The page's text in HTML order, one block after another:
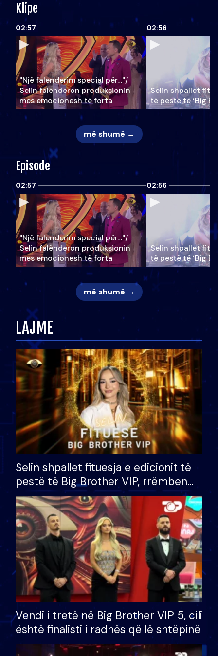
Klipe
02:57
"Një falenderim special për…"/
Selin falënderon produksionin
mes emocionesh të forta
02:56
Selin shpallet
të pestë të ‘Big
më shumë →
Episode
02:57
"Një falenderim special për…"/
Selin falënderon produksionin
mes emocionesh të forta
02:56
Selin shpallet
të pestë të ‘Big
më shumë →
LAJME
Selin shpallet fituesja e edicionit të
pestë të Big Brother VIP, rrëmben
çmimin e madh prej 100 mijë eurosh
Vendi i tretë në Big Brother VIP 5, cili
është finalisti i radhës që lë shtëpinë